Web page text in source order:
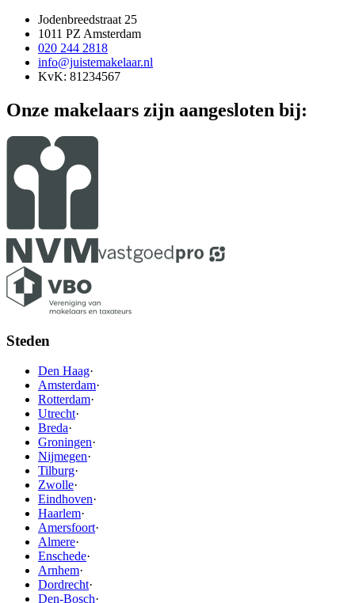
Jodenbreedstraat 25
1011 PZ Amsterdam
020 244 2818
info@juistemakelaar.nl
KvK: 81234567
Onze makelaars zijn aangesloten bij:
Steden
Den Haag·
Amsterdam·
Rotterdam·
Utrecht·
Breda·
Groningen·
Nijmegen·
Tilburg·
Zwolle·
Eindhoven·
Haarlem·
Amersfoort·
Almere·
Enschede·
Arnhem·
Dordrecht·
Den-Bosch·